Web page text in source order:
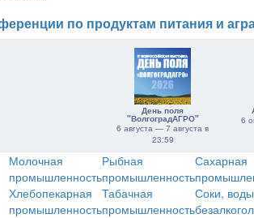
по продуктам питания и
День поля
"ВолгоградАГРО"
6 августа — 7 августа в
23:59
6
Молочная
промышленность
Рыбная
промышленность
Сахарная
Хлебопекарная
промышленность
Табачная
промышленность
Соки,